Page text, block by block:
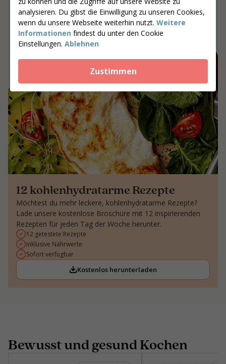
analysieren. Du gibst die Einwilligung zu unseren Cookies,
wenn du unsere Webseite weiterhin nutzt. Weitere
Informationen findest du unter den Cookie
Einstellungen. Ablehnen
Zustimmen
Gemeinsam an Ergebnissen arbeiten,
die bleiben
Gib deine Postleitzahl ein
Coaches suchen
12 kohlenhydratarme Rezepte
Möchtest du mehr leckere, kohlenhydratarme Rezepte?
Lade unsere kostenlose Broschüre mit 12 inspirierenden
Rezepten für jeden Tag der Woche herunter.
12 getestete Rezepte
Inklusive Nährwerte
Sofort verfügbar
Kostenlos herunterladen
Bewusst und gesund Kochen